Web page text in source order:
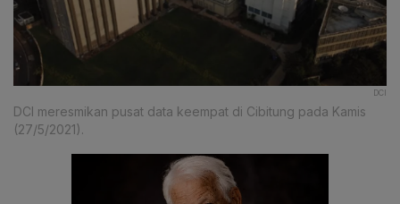
DCI
DCI meresmikan pusat data keempat di Cibitung pada Kamis
(27/5/2021).